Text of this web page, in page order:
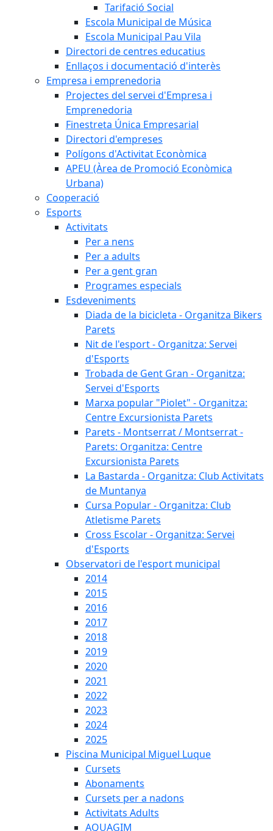
Tarifació Social
Escola Municipal de Música
Escola Municipal Pau Vila
Directori de centres educatius
Enllaços i documentació d'interès
Empresa i emprenedoria
Projectes del servei d'Empresa i
Emprenedoria
Finestreta Única Empresarial
Directori d'empreses
Polígons d'Activitat Econòmica
APEU (Àrea de Promoció Econòmica
Urbana)
Cooperació
Esports
Activitats
Per a nens
Per a adults
Per a gent gran
Programes especials
Esdeveniments
Diada de la bicicleta - Organitza Bikers
Parets
Nit de l'esport - Organitza: Servei
d'Esports
Trobada de Gent Gran - Organitza:
Servei d'Esports
Marxa popular "Piolet" - Organitza:
Centre Excursionista Parets
Parets - Montserrat / Montserrat -
Parets: Organitza: Centre
Excursionista Parets
La Bastarda - Organitza: Club Activitats
de Muntanya
Cursa Popular - Organitza: Club
Atletisme Parets
Cross Escolar - Organitza: Servei
d'Esports
Observatori de l'esport municipal
2014
2015
2016
2017
2018
2019
2020
2021
2022
2023
2024
2025
Piscina Municipal Miguel Luque
Cursets
Abonaments
Cursets per a nadons
Activitats Adults
AQUAGIM